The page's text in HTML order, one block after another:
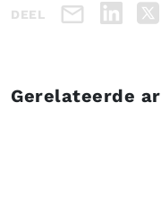
DEEL
Gerelateerde